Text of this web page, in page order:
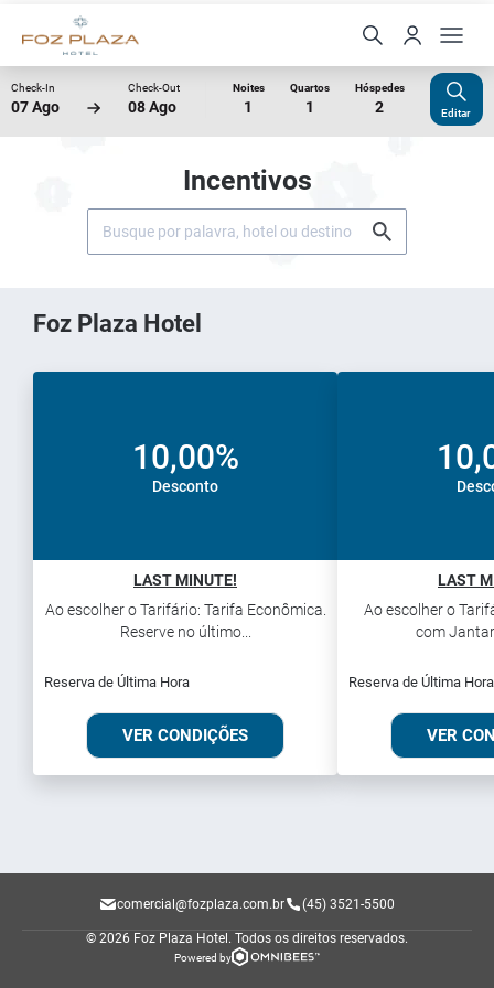
Check-In
07 Ago
Check-Out
08 Ago
Noites
1
Quartos
1
Hóspedes
2 Editar
Incentivos
Foz Plaza Hotel
10,00%
Desconto
LAST MINUTE!
Ao escolher o Tarifário: Tarifa Econômica.
Reserve no último...
Reserva de Última Hora
VER CONDIÇÕES
LAST
Ao escolher o
com
Reserva de Última Hora
VER
comercial@fozplaza.com.br (45) 3521-5500
© 2026 Foz Plaza Hotel. Todos os direitos reservados.
Powered by